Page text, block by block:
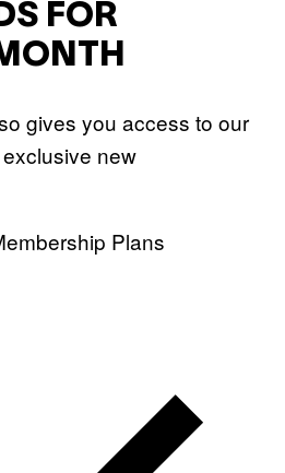
FOR
gives you access to our
new
Plans